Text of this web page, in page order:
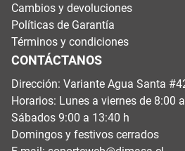
Cambios y devoluciones
Políticas de Garantía
Términos y condiciones
CONTÁCTANOS
Dirección: Variante Agua Santa
Horarios: Lunes a viernes de 8:00
Sábados 9:00 a 13:40 h
Domingos y festivos cerrados